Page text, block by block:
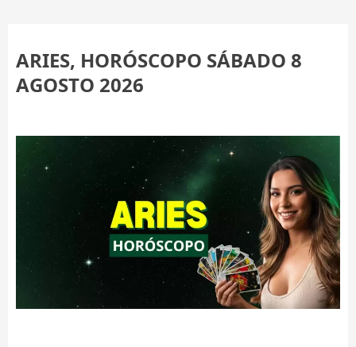
ARIES, HORÓSCOPO SÁBADO 8
AGOSTO 2026